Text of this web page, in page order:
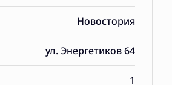
Новостория
ул. Энергетиков 64
1